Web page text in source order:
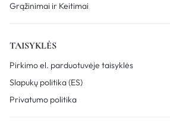
Grąžinimai ir Keitimai
TAISYKLĖS
Pirkimo el. parduotuvėje taisyklės
Slapukų politika (ES)
Privatumo politika